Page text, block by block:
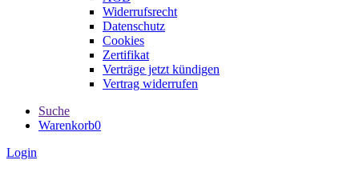
Widerrufsrecht
Datenschutz
Cookies
Zertifikat
Verträge jetzt kündigen
Vertrag widerrufen
Suche
Warenkorb0
Login